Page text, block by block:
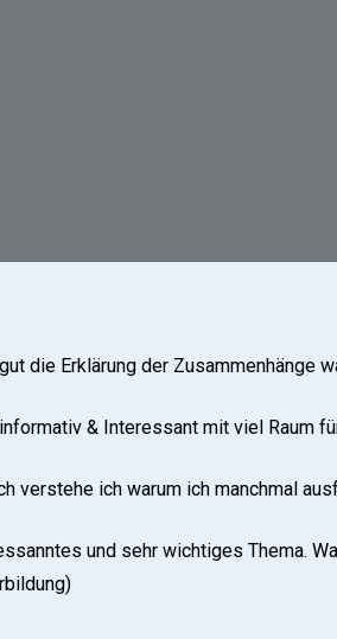
die Erklärung der Zusammenhänge
& Interessant mit viel Raum
verstehe ich warum ich manchmal
und sehr wichtiges Thema.